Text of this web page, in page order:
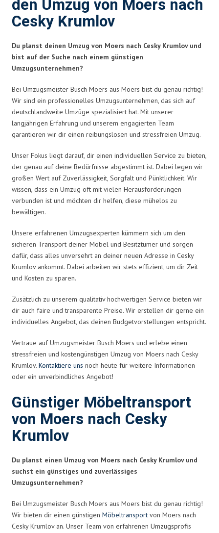
den Umzug von Moers nach
Cesky Krumlov
Du planst deinen Umzug von Moers nach Cesky Krumlov und
bist auf der Suche nach einem günstigen
Umzugsunternehmen?
Bei Umzugsmeister Busch Moers aus Moers bist du genau richtig!
Wir sind ein professionelles Umzugsunternehmen, das sich auf
deutschlandweite Umzüge spezialisiert hat. Mit unserer
langjährigen Erfahrung und unserem engagierten Team
garantieren wir dir einen reibungslosen und stressfreien Umzug.
Unser Fokus liegt darauf, dir einen individuellen Service zu bieten,
der genau auf deine Bedürfnisse abgestimmt ist. Dabei legen wir
großen Wert auf Zuverlässigkeit, Sorgfalt und Pünktlichkeit. Wir
wissen, dass ein Umzug oft mit vielen Herausforderungen
verbunden ist und möchten dir helfen, diese mühelos zu
bewältigen.
Unsere erfahrenen Umzugsexperten kümmern sich um den
sicheren Transport deiner Möbel und Besitztümer und sorgen
dafür, dass alles unversehrt an deiner neuen Adresse in Cesky
Krumlov ankommt. Dabei arbeiten wir stets effizient, um dir Zeit
und Kosten zu sparen.
Zusätzlich zu unserem qualitativ hochwertigen Service bieten wir
dir auch faire und transparente Preise. Wir erstellen dir gerne ein
individuelles Angebot, das deinen Budgetvorstellungen entspricht.
Vertraue auf Umzugsmeister Busch Moers und erlebe einen
stressfreien und kostengünstigen Umzug von Moers nach Cesky
Krumlov. Kontaktiere uns noch heute für weitere Informationen
oder ein unverbindliches Angebot!
Günstiger Möbeltransport
von Moers nach Cesky
Krumlov
Du planst einen Umzug von Moers nach Cesky Krumlov und
suchst ein günstiges und zuverlässiges
Umzugsunternehmen?
Bei Umzugsmeister Busch Moers aus Moers bist du genau richtig!
Wir bieten dir einen günstigen Möbeltransport von Moers nach
Cesky Krumlov an. Unser Team von erfahrenen Umzugsprofis